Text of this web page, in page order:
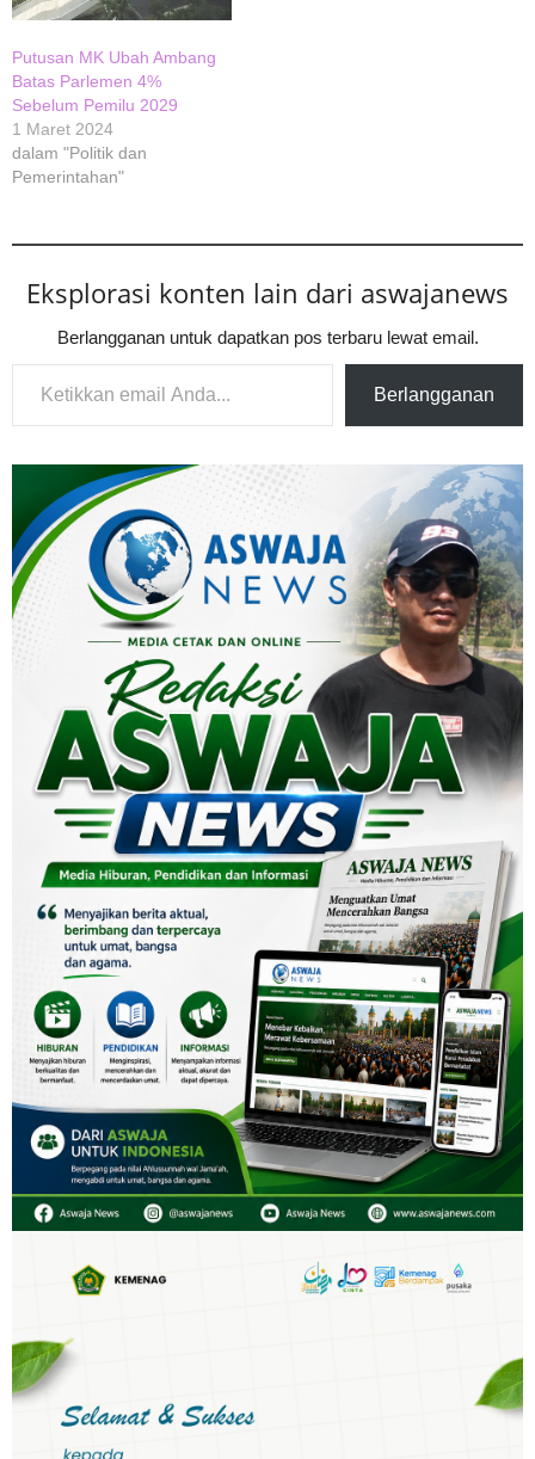
Putusan MK Ubah Ambang
Batas Parlemen 4%
Sebelum Pemilu 2029
1 Maret 2024
dalam "Politik dan
Pemerintahan"
Eksplorasi konten lain dari aswajanews
Berlangganan untuk dapatkan pos terbaru lewat email.
Ketikkan email Anda...
Berlangganan